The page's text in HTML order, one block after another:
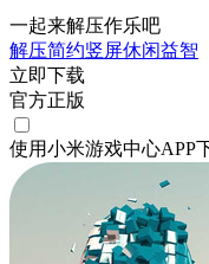
一起来解压作乐吧
解压简约竖屏休闲益智
立即下载
官方正版
使用小米游戏中心APP